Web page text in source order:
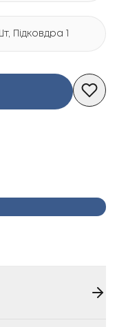
Підковдра 1 Шт